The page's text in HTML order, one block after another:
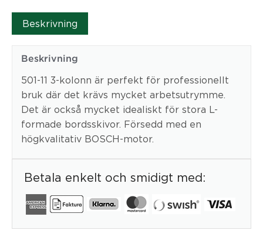
Beskrivning
Beskrivning
501-11 3-kolonn är perfekt för professionellt
bruk där det krävs mycket arbetsutrymme.
Det är också mycket idealiskt för stora L-
formade bordsskivor. Försedd med en
högkvalitativ BOSCH-motor.
Betala enkelt och smidigt med: